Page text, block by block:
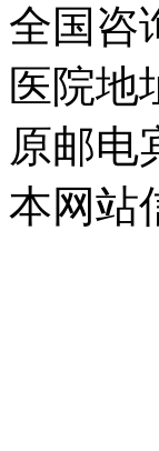
全国咨
医院地
原邮电
本网站